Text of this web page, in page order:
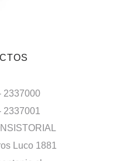
2337000
2337001
Luco 1881